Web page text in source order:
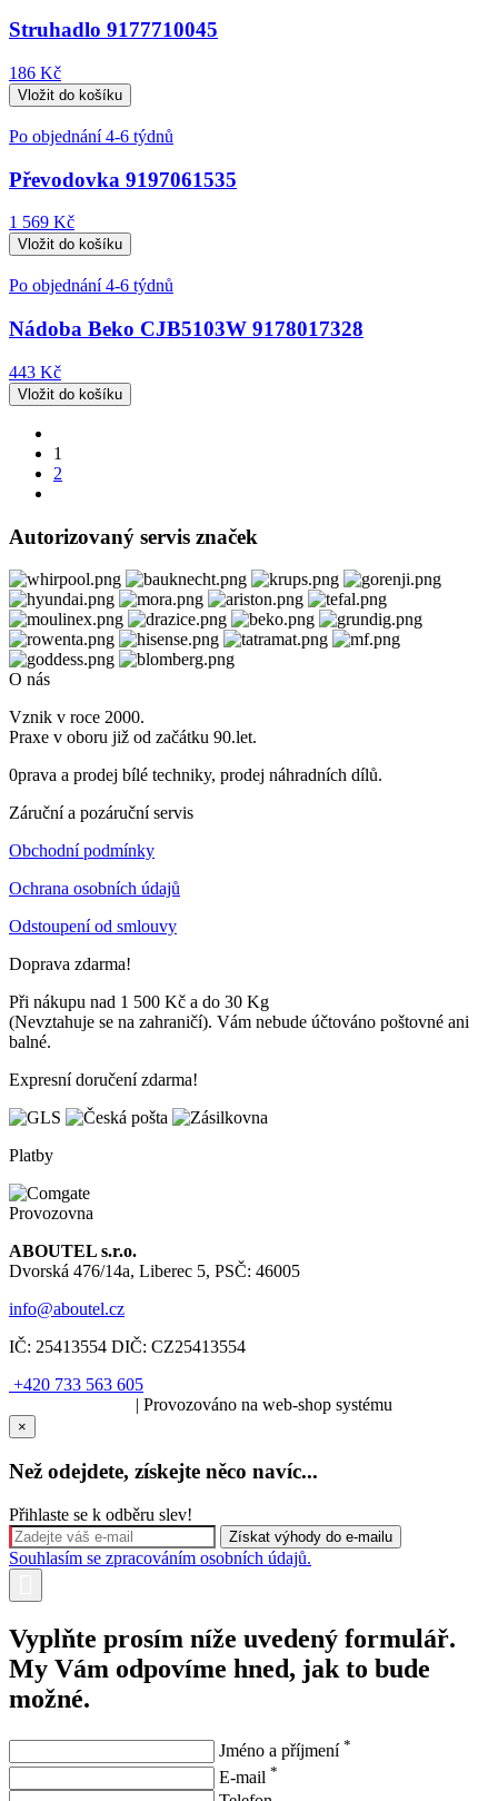
Struhadlo 9177710045
186 Kč
Po objednání 4-6 týdnů
Převodovka 9197061535
1 569 Kč
Po objednání 4-6 týdnů
Nádoba Beko CJB5103W 9178017328
443 Kč
1
2
Autorizovaný servis značek
O nás
Vznik v roce 2000.
Praxe v oboru již od začátku 90.let.
0prava a prodej bílé techniky, prodej náhradních dílů.
Záruční a pozáruční servis
Obchodní podmínky
Ochrana osobních údajů
Odstoupení od smlouvy
Doprava zdarma!
Při nákupu nad 1 500 Kč a do 30 Kg
(Nevztahuje se na zahraničí). Vám nebude účtováno poštovné ani
balné.
Expresní doručení zdarma!
Platby
Provozovna
ABOUTEL s.r.o.
Dvorská 476/14a, Liberec 5, PSČ: 46005
info@aboutel.cz
IČ: 25413554 DIČ: CZ25413554
+420 733 563 605
| Provozováno na web-shop systému
×
Než odejdete, získejte něco navíc...
Přihlaste se k odběru slev!
Souhlasím se zpracováním osobních údajů.
Vyplňte prosím níže uvedený formulář.
My Vám odpovíme hned, jak to bude
možné.
Jméno a příjmení *
E-mail *